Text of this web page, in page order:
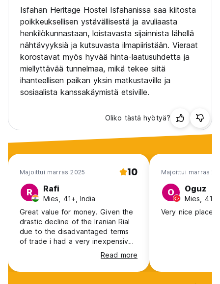
Isfahan Heritage Hostel Isfahanissa saa kiitosta
poikkeuksellisen ystävällisestä ja avuliaasta
henkilökunnastaan, loistavasta sijainnista lähellä
nähtävyyksiä ja kutsuvasta ilmapiiristään. Vieraat
korostavat myös hyvää hinta-laatusuhdetta ja
miellyttävää tunnelmaa, mikä tekee siitä
ihanteellisen paikan yksin matkustaville ja
sosiaalista kanssakäymistä etsiville.
Oliko tästä hyötyä?
Majoittui marras 2025 10
R Rafi
Mies, 41+, India
Great value for money. Given the
drastic decline of the Iranian Rial
due to the disadvantaged terms
of trade i had a very inexpensive
stay despite the high quality of
comfort and service that was
maintained there.
Read more
Majoittui marras
O Oguz
Mies,
Very nice place